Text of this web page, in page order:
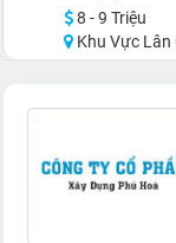
8 - 9 Triệu
Khu Vực Lân